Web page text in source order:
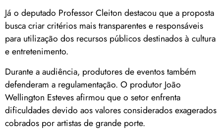
Já o deputado Professor Cleiton destacou que a proposta
busca criar critérios mais transparentes e responsáveis
para utilização dos recursos públicos destinados à cultura
e entretenimento.
Durante a audiência, produtores de eventos também
defenderam a regulamentação. O produtor João
Wellington Esteves afirmou que o setor enfrenta
dificuldades devido aos valores considerados exagerados
cobrados por artistas de grande porte.